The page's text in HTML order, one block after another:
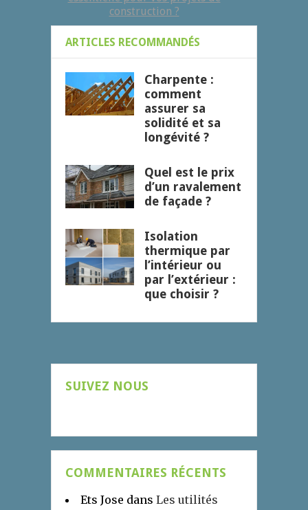
construction ?
ARTICLES RECOMMANDÉS
Charpente :
comment
assurer sa
solidité et sa
longévité ?
Quel est le prix
d’un ravalement
de façade ?
Isolation
thermique par
l’intérieur ou
par l’extérieur :
que choisir ?
SUIVEZ NOUS
COMMENTAIRES RÉCENTS
Ets Jose dans Les utilités